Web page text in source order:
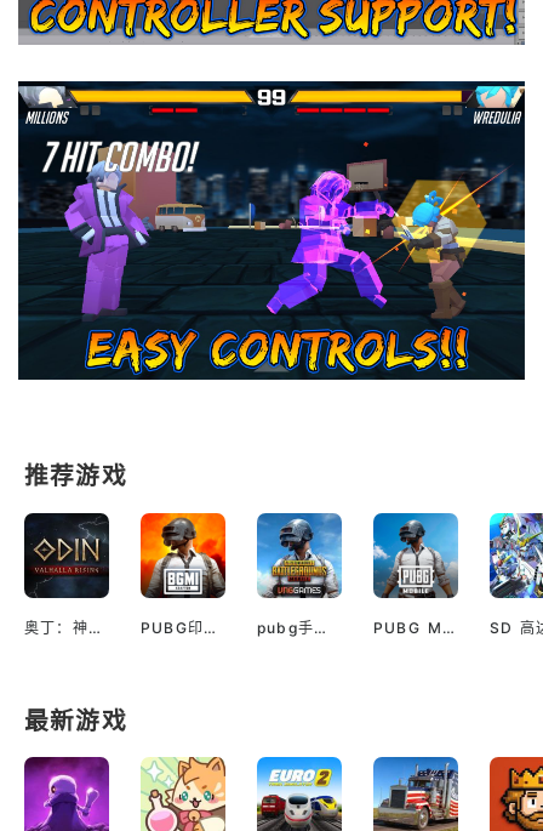
推荐游戏
奥丁：神判（国际服） PUBG印服手机安卓版 pubg手游越南服最新版 PUBG M(国际服绝地求生)
最新游戏